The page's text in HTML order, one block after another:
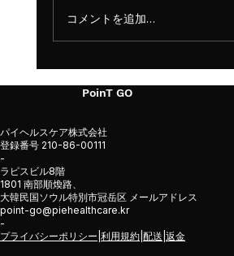
ンを計測で先に読む方法
コメントを追加…
PoinT GO
パイヘルスケア株式会社
登録番号 210-86-00111
-
ラピスビル8階
1801 南部順煥路、
大韓民国ソウル特別市冠岳区 メールアドレス
point-go@piehealthcare.kr
-
プライバシーポリシー 利用規約 配送 返金